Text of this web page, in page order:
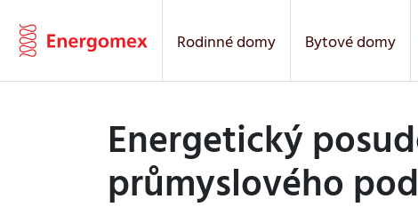
Rodinné domy Bytové domy
Energetický
průmyslového